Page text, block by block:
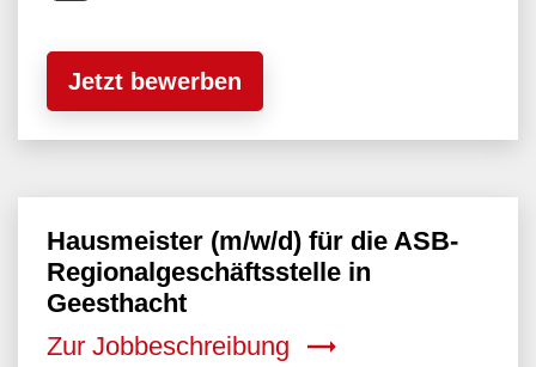
Jetzt bewerben
Hausmeister (m/w/d) für die ASB-
Regionalgeschäftsstelle in
Geesthacht
Zur Jobbeschreibung